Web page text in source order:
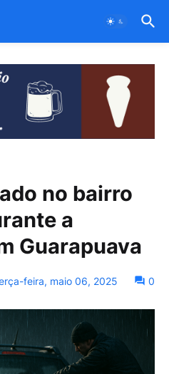
no bairro
a
Guarapuava
feira, maio 06, 2025 0